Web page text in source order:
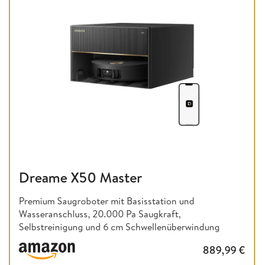
Dreame X50 Master
Premium Saugroboter mit Basisstation und
Wasseranschluss, 20.000 Pa Saugkraft,
Selbstreinigung und 6 cm Schwellenüberwindung
889,99€